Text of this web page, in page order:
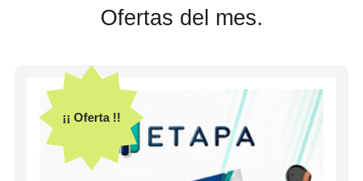
Ofertas del mes.
¡¡ Oferta !!